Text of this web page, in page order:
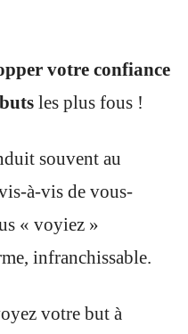
votre confiance
les plus fous !
souvent au
à-vis de vous-
« voyiez »
infranchissable.
votre but à